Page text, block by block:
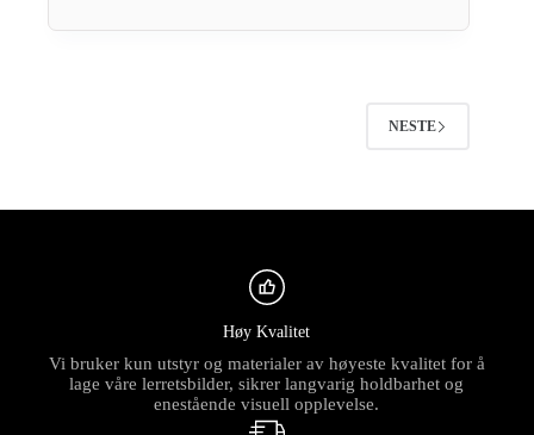
NESTE
Høy Kvalitet
Vi bruker kun utstyr og materialer av høyeste kvalitet for å
lage våre lerretsbilder, sikrer langvarig holdbarhet og
enestående visuell opplevelse.